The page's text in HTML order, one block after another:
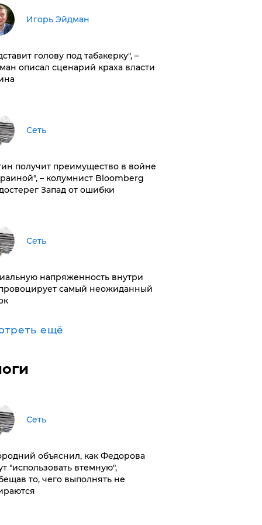
Игорь Эйдман
голову под табакерку", –
описал сценарий краха власти
Сеть
получит преимущество в войне
– колумнист Bloomberg
Запад от ошибки
Сеть
напряженность внутри
самый неожиданный
ещё
Сеть
объяснил, как Федорова
"использовать втемную",
то, чего выполнять не